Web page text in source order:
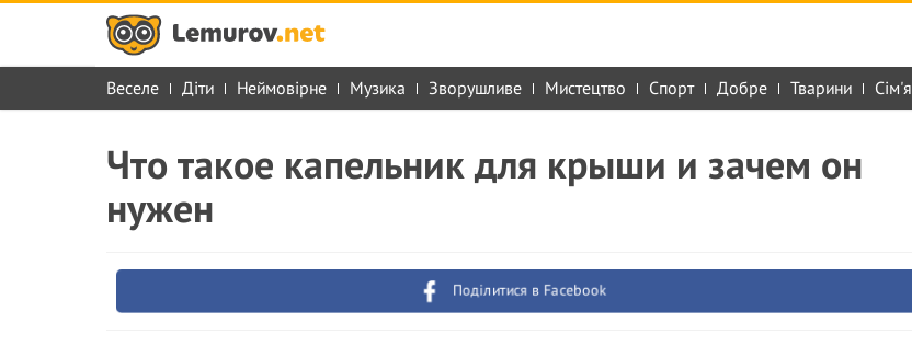
Веселе Діти Неймовірне Музика Зворушливе Мистецтво Спорт Добре Тварини Сім'я
Что такое капельник для крыши и зачем он
нужен
Поділитися в Facebook